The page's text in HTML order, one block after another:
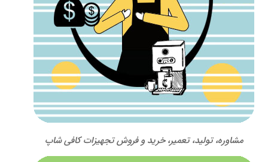
مشاوره، تولید، تعمیر، خرید و فروش تجهیزات کافی شاپ